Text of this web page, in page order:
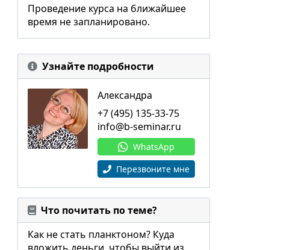
Проведение курса на ближайшее
время не запланировано.
Узнайте подробности
Александра
+7 (495) 135-33-75
info@b-seminar.ru
WhatsApp
Перезвоните мне
Что почитать по теме?
Как не стать планктоном? Куда